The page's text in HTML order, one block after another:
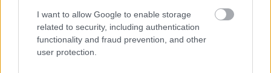
I want to allow Google to enable storage
related to security, including authentication
functionality and fraud prevention, and other
user protection.